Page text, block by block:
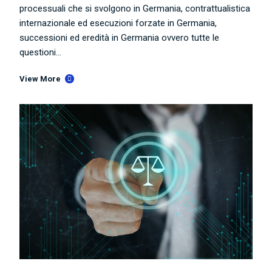
processuali che si svolgono in Germania, contrattualistica
internazionale ed esecuzioni forzate in Germania,
successioni ed eredità in Germania ovvero tutte le
questioni...
View More